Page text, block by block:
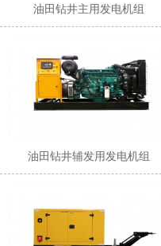
油田钻井主用发电机组
油田钻井辅发用发电机组